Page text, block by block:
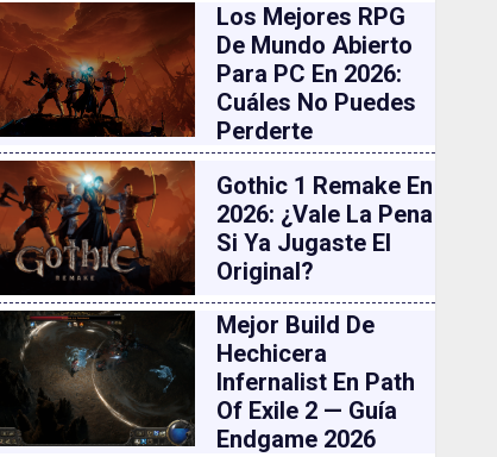
Los Mejores RPG
De Mundo Abierto
Para PC En 2026:
Cuáles No Puedes
Perderte
Gothic 1 Remake En
2026: ¿vale La Pena
Si Ya Jugaste El
Original?
Mejor Build De
Hechicera
Infernalist En Path
Of Exile 2 — Guía
Endgame 2026